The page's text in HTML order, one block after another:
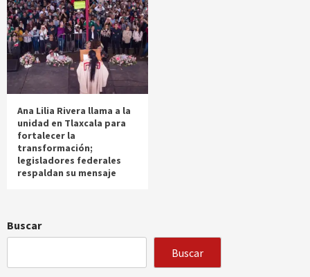
Ana Lilia Rivera llama a la
unidad en Tlaxcala para
fortalecer la
transformación;
legisladores federales
respaldan su mensaje
Buscar
Buscar